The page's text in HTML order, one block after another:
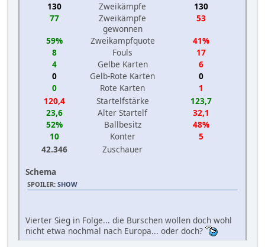
130
Zweikämpfe
130
77
Zweikämpfe
gewonnen
53
59%
Zweikampfquote
41%
8
Fouls
17
4
Gelbe Karten
6
0
Gelb-Rote Karten
0
0
Rote Karten
1
120,4
Startelfstärke
123,7
23,6
Alter Startelf
32,1
52%
Ballbesitz
48%
10
Konter
5
42.346
Zuschauer
Schema
SPOILER: SHOW
Vierter Sieg in Folge... die Burschen wollen doch wohl
nicht etwa nochmal nach Europa... oder doch?